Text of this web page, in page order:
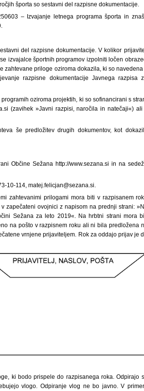
športa so sestavni del razpisne dokumentacije.
– Izvajanje letnega programa športa in
del razpisne dokumentacije. V kolikor
izvajalce športnih programov izpolniti ločen
zahtevane priloge oziroma dokazila, ki so navedena
razpisne dokumentacije Javnega razpisa
oziroma projektih, ki so sofinancirani s
(zavihek »Javni razpisi, naročila in natečaji«) ali
še predložitev drugih dokumentov, kot
Občine Sežana http://www.sezana.si in na
10-114, matej.felicjan@sezana.si.
zahtevanimi prilogami mora biti v razpisanem
zapečateni ovojnici z napisom na prednji strani:
Sežana za leto 2019«. Na hrbtni strani mora
na pošto v razpisnem roku ali ni bila predložena
vrnjene prijaviteljem. Rok za oddajo prijav je
ki bodo prispele do razpisanega roka. Odpirajo
vlogo. Odpiranje vlog ne bo javno. V